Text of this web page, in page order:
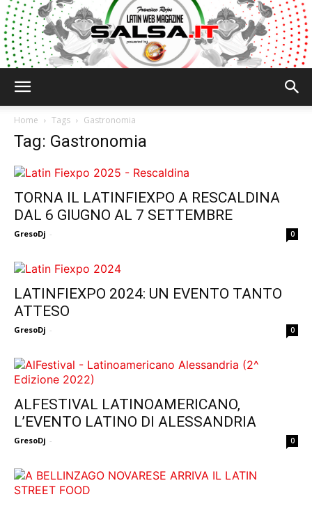
Home Tags Gastronomia
Tag: Gastronomia
TORNA IL LATINFIEXPO A RESCALDINA
DAL 6 GIUGNO AL 7 SETTEMBRE
GresoDj - 0
LATINFIEXPO 2024: UN EVENTO TANTO
ATTESO
GresoDj - 0
ALFESTIVAL LATINOAMERICANO,
L’EVENTO LATINO DI ALESSANDRIA
GresoDj - 0